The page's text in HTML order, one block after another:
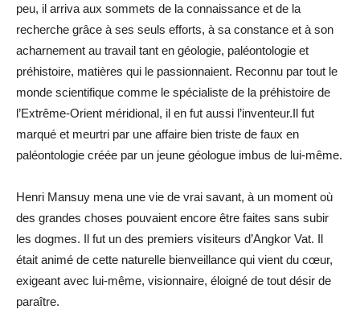
peu, il arriva aux sommets de la connaissance et de la
recherche grâce à ses seuls efforts, à sa constance et à son
acharnement au travail tant en géologie, paléontologie et
préhistoire, matières qui le passionnaient. Reconnu par tout le
monde scientifique comme le spécialiste de la préhistoire de
l’Extrême-Orient méridional, il en fut aussi l’inventeur.Il fut
marqué et meurtri par une affaire bien triste de faux en
paléontologie créée par un jeune géologue imbus de lui-même.
Henri Mansuy mena une vie de vrai savant, à un moment où
des grandes choses pouvaient encore être faites sans subir
les dogmes. Il fut un des premiers visiteurs d’Angkor Vat. Il
était animé de cette naturelle bienveillance qui vient du cœur,
exigeant avec lui-même, visionnaire, éloigné de tout désir de
paraître.